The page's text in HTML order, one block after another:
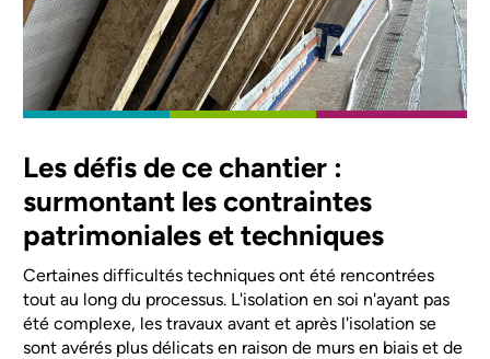
Les défis de ce chantier :
surmontant les contraintes
patrimoniales et techniques
Certaines difficultés techniques ont été rencontrées
tout au long du processus. L'isolation en soi n'ayant pas
été complexe, les travaux avant et après l'isolation se
sont avérés plus délicats en raison de murs en biais et de